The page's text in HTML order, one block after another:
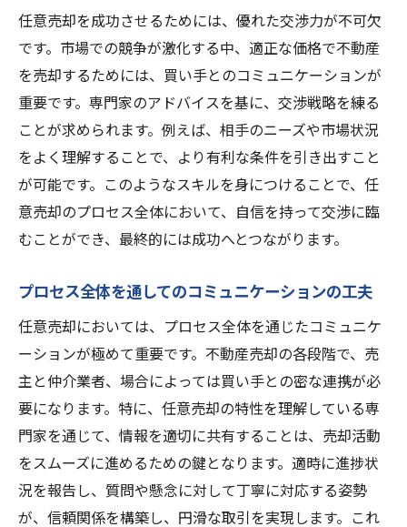
任意売却を成功させるためには、優れた交渉力が不可欠
です。市場での競争が激化する中、適正な価格で不動産
を売却するためには、買い手とのコミュニケーションが
重要です。専門家のアドバイスを基に、交渉戦略を練る
ことが求められます。例えば、相手のニーズや市場状況
をよく理解することで、より有利な条件を引き出すこと
が可能です。このようなスキルを身につけることで、任
意売却のプロセス全体において、自信を持って交渉に臨
むことができ、最終的には成功へとつながります。
プロセス全体を通してのコミュニケーションの工夫
任意売却においては、プロセス全体を通じたコミュニケ
ーションが極めて重要です。不動産売却の各段階で、売
主と仲介業者、場合によっては買い手との密な連携が必
要になります。特に、任意売却の特性を理解している専
門家を通じて、情報を適切に共有することは、売却活動
をスムーズに進めるための鍵となります。適時に進捗状
況を報告し、質問や懸念に対して丁寧に対応する姿勢
が、信頼関係を構築し、円滑な取引を実現します。これ